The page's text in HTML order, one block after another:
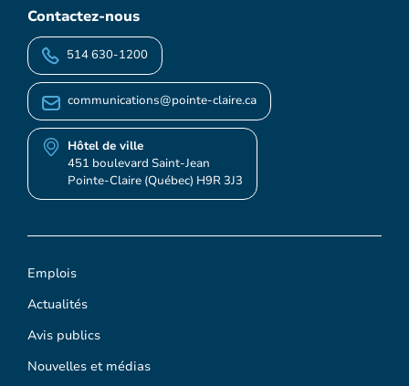
Emplois
Actualités
Avis publics
Nouvelles et médias
Contactez-nous
514 630-1200
communications@pointe-claire.ca
Hôtel de ville
451 boulevard Saint-Jean
Pointe-Claire (Québec) H9R 3J3